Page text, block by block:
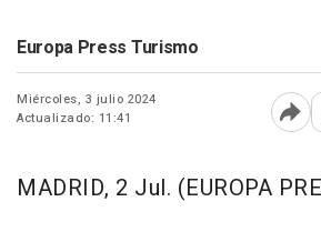
Europa Press Turismo
Miércoles, 3 julio 2024
Actualizado: 11:41
MADRID, 2 Jul. (EUROPA